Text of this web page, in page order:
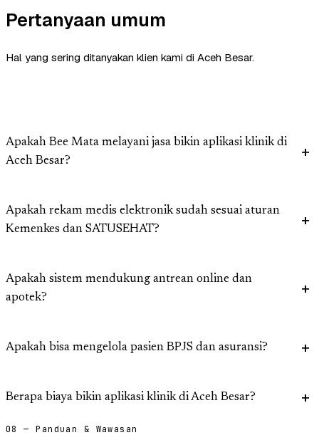
Pertanyaan umum
Hal yang sering ditanyakan klien kami di Aceh Besar.
Apakah Bee Mata melayani jasa bikin aplikasi klinik di
Aceh Besar?
Apakah rekam medis elektronik sudah sesuai aturan
Kemenkes dan SATUSEHAT?
Apakah sistem mendukung antrean online dan
apotek?
Apakah bisa mengelola pasien BPJS dan asuransi?
Berapa biaya bikin aplikasi klinik di Aceh Besar?
08 — Panduan & Wawasan